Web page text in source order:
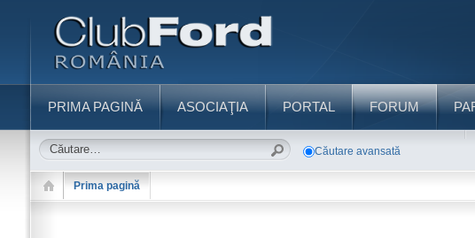
PRIMA PAGINĂ ASOCIAŢIA PORTAL FORUM
Căutare avansată
Prima pagină